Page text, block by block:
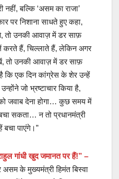
नहीं, बल्कि ‘असम का राजा’
पर निशाना साधते हुए कहा,
तो उनकी आवाज़ में डर साफ़
करते हैं, चिल्लाते हैं, लेकिन अगर
तो उनकी आवाज़ में डर साफ़
है कि एक दिन कांग्रेस के शेर उन्हें
जो भ्रष्टाचार किया है,
जवाब देना होगा… कुछ समय में
सकता… न तो प्रधानमंत्री
बचा पाएंगे।”
गांधी खुद जमानत पर हैं!” –
असम के मुख्यमंत्री हिमंत बिस्वा